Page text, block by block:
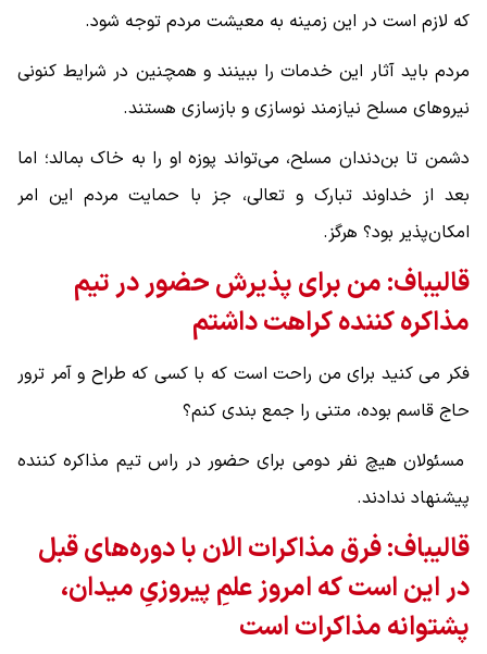
که لازم است در این زمینه به معیشت مردم توجه شود.
مردم باید آثار این خدمات را ببینند و همچنین در شرایط کنونی
نیروهای مسلح نیازمند نوسازی و بازسازی هستند.
دشمن تا بن‌دندان مسلح، می‌تواند پوزه او را به خاک بمالد؛ اما
بعد از خداوند تبارک و تعالی، جز با حمایت مردم این امر
امکان‌پذیر بود؟ هرگز.
قالیباف:‌ من برای پذیرش حضور در تیم
مذاکره کننده کراهت داشتم
فکر می کنید برای من راحت است که با کسی که طراح و آمر ترور
حاج قاسم بوده، متنی را جمع بندی کنم؟
مسئولان هیچ نفر دومی برای حضور در راس تیم مذاکره کننده
پیشنهاد ندادند.
قالیباف: فرق مذاکرات الان با دوره‌های قبل
در این است که امروز علمِ پیروزیِ میدان،
پشتوانه مذاکرات است